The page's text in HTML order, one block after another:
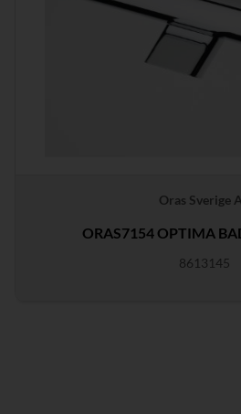
Oras Sverige
ORAS7154 OPTIMA
8613145